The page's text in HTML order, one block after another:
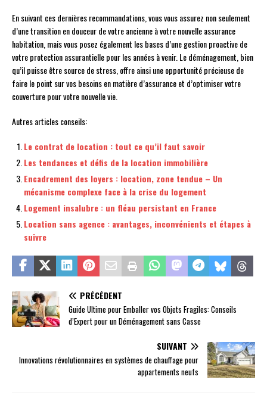
En suivant ces dernières recommandations, vous vous assurez non seulement
d’une transition en douceur de votre ancienne à votre nouvelle assurance
habitation, mais vous posez également les bases d’une gestion proactive de
votre protection assurantielle pour les années à venir. Le déménagement, bien
qu’il puisse être source de stress, offre ainsi une opportunité précieuse de
faire le point sur vos besoins en matière d’assurance et d’optimiser votre
couverture pour votre nouvelle vie.
Autres articles conseils:
Le contrat de location : tout ce qu’il faut savoir
Les tendances et défis de la location immobilière
Encadrement des loyers : location, zone tendue – Un
mécanisme complexe face à la crise du logement
Logement insalubre : un fléau persistant en France
Location sans agence : avantages, inconvénients et étapes à
suivre
PRÉCÉDENT
Guide Ultime pour Emballer vos Objets Fragiles: Conseils
d’Expert pour un Déménagement sans Casse
SUIVANT
Innovations révolutionnaires en systèmes de chauffage pour
appartements neufs